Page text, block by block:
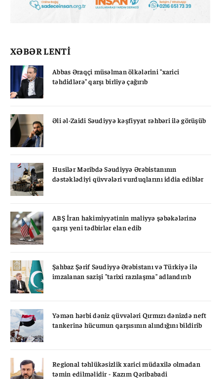
XƏBƏR LENTİ
Abbas Əraqçi müsəlman ölkələrini "xarici
təhdidlərə" qarşı birliyə çağırıb
Əli əl-Zaidi Səudiyyə kəşfiyyat rəhbəri ilə görüşüb
Husilər Məribdə Səudiyyə Ərəbistanının
dəstəklədiyi qüvvələri vurduqlarını iddia ediblər
ABŞ İran hakimiyyətinin maliyyə şəbəkələrinə
qarşı yeni tədbirlər elan edib
Şahbaz Şərif Səudiyyə Ərəbistanı və Türkiyə ilə
imzalanan sazişi "tarixi razılaşma" adlandırıb
Yəmən hərbi dəniz qüvvələri Qırmızı dənizdə neft
tankerinə hücumun qarşısının alındığını bildirib
Regional təhlükəsizlik xarici müdaxilə olmadan
təmin edilməlidir - Kazım Qəribabadi